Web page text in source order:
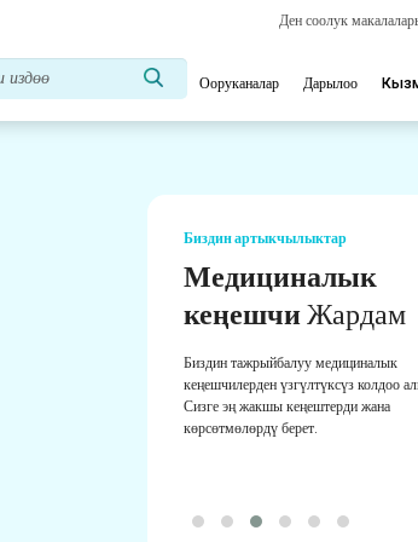
Ден соолук
Ооруканалар Дарылоо
Биздин артыкчылыктар
Медициналык
кеңешчиЖардам
Биздин тажрыйбалуу медициналык
кеңешчилерден үзгүлтүксүз колдоо
Сизге эң жакшы кеңештерди жана
көрсөтмөлөрдү берет.